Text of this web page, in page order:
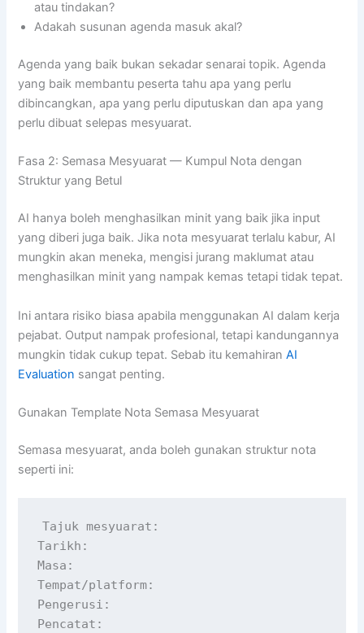
atau tindakan?
Adakah susunan agenda masuk akal?
Agenda yang baik bukan sekadar senarai topik. Agenda
yang baik membantu peserta tahu apa yang perlu
dibincangkan, apa yang perlu diputuskan dan apa yang
perlu dibuat selepas mesyuarat.
Fasa 2: Semasa Mesyuarat — Kumpul Nota dengan
Struktur yang Betul
AI hanya boleh menghasilkan minit yang baik jika input
yang diberi juga baik. Jika nota mesyuarat terlalu kabur, AI
mungkin akan meneka, mengisi jurang maklumat atau
menghasilkan minit yang nampak kemas tetapi tidak tepat.
Ini antara risiko biasa apabila menggunakan AI dalam kerja
pejabat. Output nampak profesional, tetapi kandungannya
mungkin tidak cukup tepat. Sebab itu kemahiranAI
Evaluation sangat penting.
Gunakan Template Nota Semasa Mesyuarat
Semasa mesyuarat, anda boleh gunakan struktur nota
seperti ini:
Tajuk mesyuarat:
Tarikh:
Masa:
Tempat/platform:
Pengerusi:
Pencatat: